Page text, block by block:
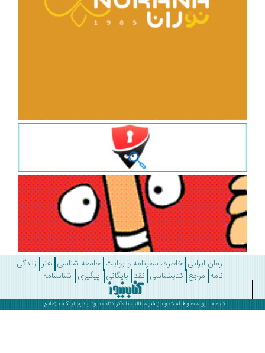
رمان ایرانی خاطره، سفرنامه و روایت جامعه شناسی هنر زندگی
مرجع کتابشناسی نقد بایگانی پیگیری شناسنامه
کلیه حقوق محفوظ است و بازنشر مطالب با ذکرکتاب نیوز و درج لینک، بلامانع .